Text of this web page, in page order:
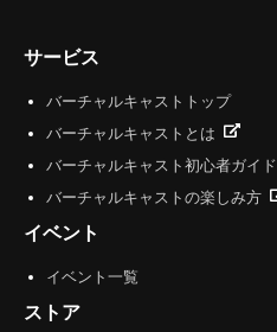
サービス
バーチャルキャストトップ
バーチャルキャストとは
バーチャルキャスト初心者ガイド
バーチャルキャストの楽しみ方
イベント
イベント一覧
ストア